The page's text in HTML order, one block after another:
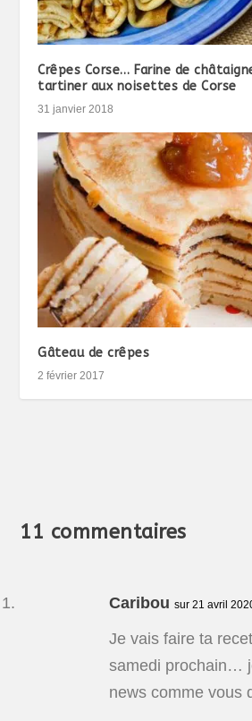
Crêpes Corse… Farine de
tartiner aux noisettes de Corse
31 janvier 2018
Gâteau de crêpes
2 février 2017
11 commentaires
Caribou sur 21 avril
Je vais faire ta
samedi prochain…
news comme vous